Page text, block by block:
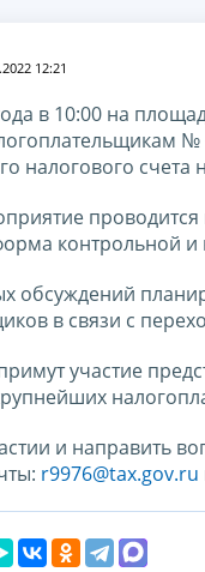
12:21
в 10:00 на
№
налогового счета
контрольной и
обсуждений
в связи с
участие
и направить
r9976@tax.gov.ru